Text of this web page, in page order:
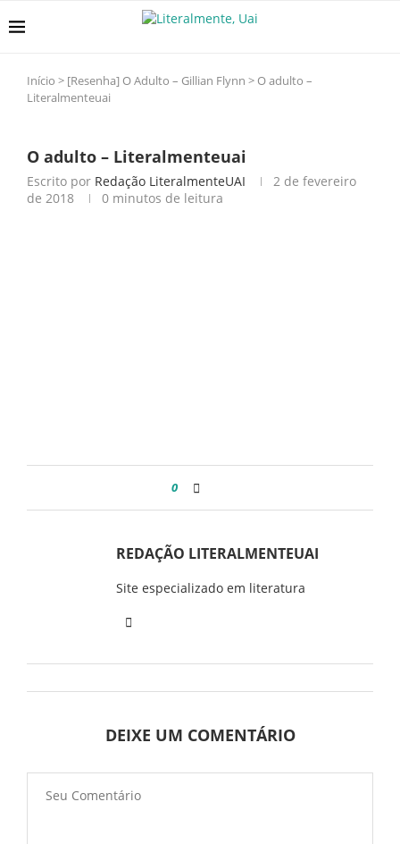
Início > [Resenha] O Adulto – Gillian Flynn > O adulto –
Literalmenteuai
O adulto – Literalmenteuai
Escrito por Redação LiteralmenteUAI
2 de fevereiro
de 2018
0 minutos de leitura
0
REDAÇÃO LITERALMENTEUAI
Site especializado em literatura
DEIXE UM COMENTÁRIO